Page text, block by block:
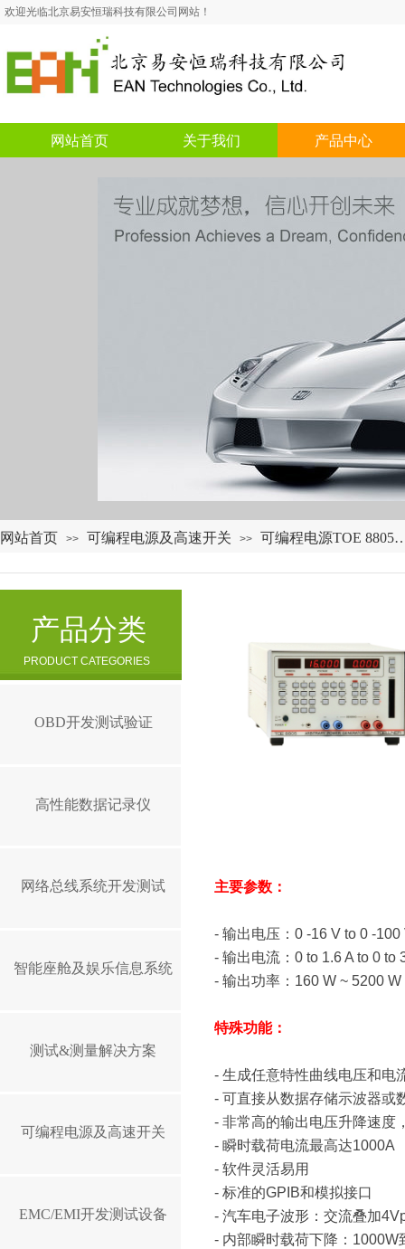
欢迎光临北京易安恒瑞科技有限公司网站！
网站首页 关于我们 产品中心
网站首页 >> 可编程电源及高速开关 >> 可编程电源TOE
主要参数：
- 输出电压： 0 -16 V to 0 -100
- 输出电流： 0 to 1.6 A to 0 to
- 输出功率： 160 W ~ 5200 W
特殊功能：
- 生成任意特性曲线电压和电
- 可直接从数据存储示波器或
- 非常高的输出电压升降速度
- 瞬时载荷电流最高达1000A
- 软件灵活易用
- 标准的GPIB和模拟接口
- 汽车电子波形：交流叠加
- 内部瞬时载荷下降： 1000W
产品分类
PRODUCT CATEGORIES
OBD开发测试验证
高性能数据记录仪
网络总线系统开发测试
智能座舱及娱乐信息系统
测试&测量解决方案
可编程电源及高速开关
EMC/EMI开发测试设备